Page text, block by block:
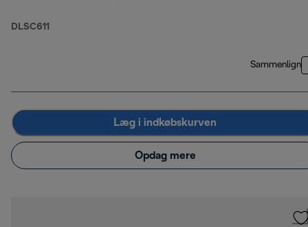
DLSC611
Sammenlign
Læg i indkøbskurven
Opdag mere